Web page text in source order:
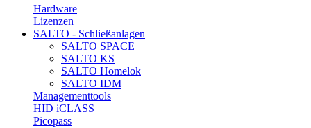
Hardware
Lizenzen
SALTO - Schließanlagen
SALTO SPACE
SALTO KS
SALTO Homelok
SALTO IDM
Managementtools
HID iCLASS
Picopass